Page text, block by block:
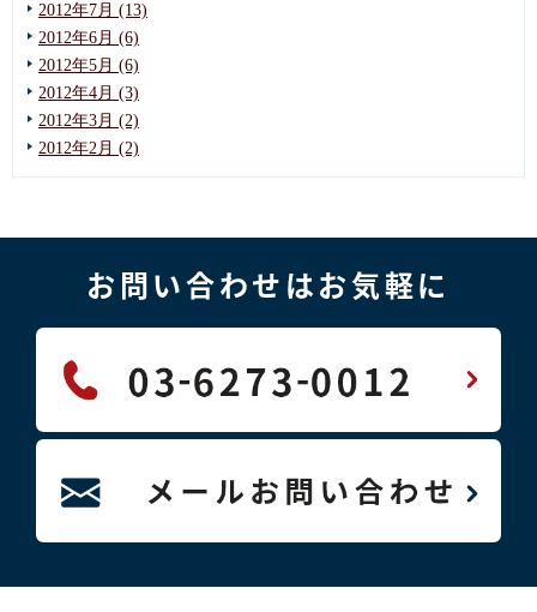
2012年7月 (13)
2012年6月 (6)
2012年5月 (6)
2012年4月 (3)
2012年3月 (2)
2012年2月 (2)
お問い合わせはお気軽に